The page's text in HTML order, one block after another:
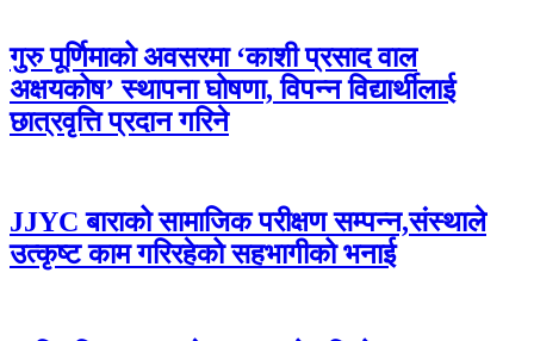
गुरु पूर्णिमाको अवसरमा ‘काशी प्रसाद वाल
अक्षयकोष’ स्थापना घोषणा, विपन्न विद्यार्थीलाई
छात्रवृत्ति प्रदान गरिने
JJYC बाराको सामाजिक परीक्षण सम्पन्न,संस्थाले
उत्कृष्ट काम गरिरहेको सहभागीको भनाई